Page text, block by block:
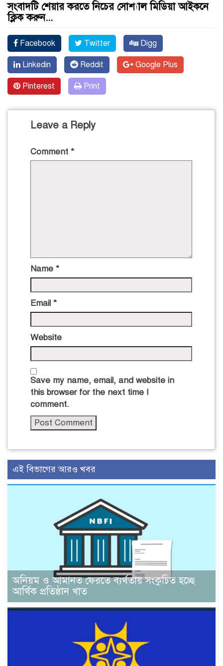
সংবাদটি শেয়ার করতে নিচের সোশ্যাল মিডিয়া আইকনে
ক্লিক করুন...
Facebook Twitter Digg
Linkedin Reddit Google Plus
Pinterest Print
Leave a Reply
Comment *
Name *
Email *
Website
Save my name, email, and website in
this browser for the next time I
comment.
এই বিভাগের আরও খবর
অনিয়ম ও আমানত ফেরতে ব্যর্থতায় সংকুচিত হচ্ছে
আর্থিক প্রতিষ্ঠান খাত